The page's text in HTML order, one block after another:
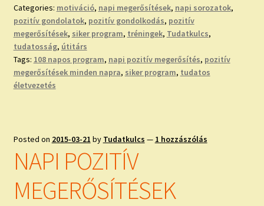
Categories: motiváció, napi megerősítések, napi sorozatok,
pozitív gondolatok, pozitív gondolkodás, pozitív
megerősítések, siker program, tréningek, Tudatkulcs,
tudatosság, útitárs
Tags: 108 napos program, napi pozitív megerősítés, pozitív
megerősítések minden napra, siker program, tudatos
életvezetés
Posted on 2015-03-21 by Tudatkulcs — 1 hozzászólás
NAPI POZITÍV
MEGERŐSÍTÉSEK